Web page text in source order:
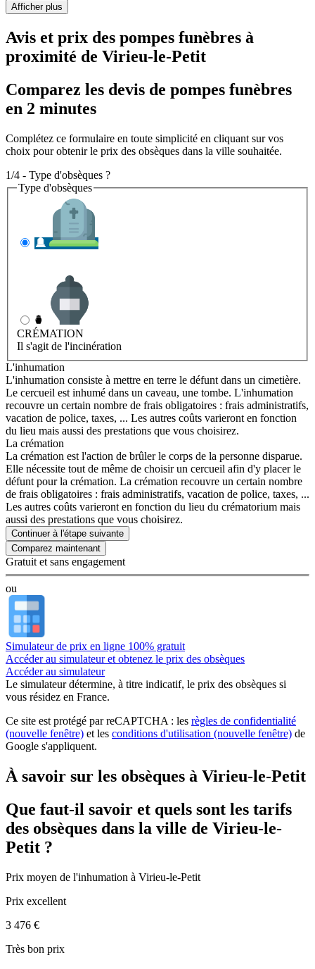
Afficher plus
Avis et prix des pompes funèbres à
proximité de Virieu-le-Petit
Comparez les devis de pompes funèbres
en 2 minutes
Complétez ce formulaire en toute simplicité en cliquant sur vos
choix pour obtenir le prix des obsèques dans la ville souhaitée.
1/4 - Type d'obsèques ?
Type d'obsèques
CRÉMATION
Il s'agit de l'incinération
L'inhumation
L'inhumation consiste à mettre en terre le défunt dans un cimetière.
Le cercueil est inhumé dans un caveau, une tombe. L'inhumation
recouvre un certain nombre de frais obligatoires : frais administratifs,
vacation de police, taxes, ... Les autres coûts varieront en fonction
du lieu mais aussi des prestations que vous choisirez.
La crémation
La crémation est l'action de brûler le corps de la personne disparue.
Elle nécessite tout de même de choisir un cercueil afin d'y placer le
défunt pour la crémation. La crémation recouvre un certain nombre
de frais obligatoires : frais administratifs, vacation de police, taxes, ...
Les autres coûts varieront en fonction du lieu du crématorium mais
aussi des prestations que vous choisirez.
Continuer à l'étape suivante
Gratuit et sans engagement
ou
Simulateur de prix en ligne 100% gratuit
Accéder au simulateur et obtenez le prix des obsèques
Accéder au simulateur
Le simulateurdétermine, à titre indicatif, le prix des obsèques si
vous résidez en France.
Ce site est protégé par reCAPTCHA : les règles de confidentialité
(nouvelle fenêtre) et les conditions d'utilisation (nouvelle fenêtre) de
Google s'appliquent.
À savoir sur les obsèques à Virieu-le-Petit
Que faut-il savoir et quels sont les tarifs
des obsèques dans la ville de Virieu-le-
Petit ?
Prix moyen de l'inhumation à Virieu-le-Petit
Prix excellent
3 476 €
Très bon prix